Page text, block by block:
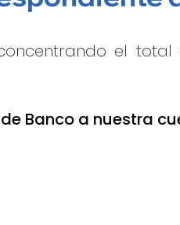
el
Banco a nuestra